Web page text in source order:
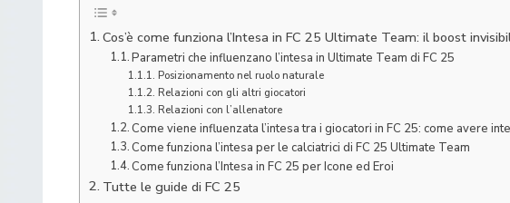
Cos’è come funziona l’Intesa in FC 25 Ultimate Team: il boost
Parametri che influenzano l’intesa in Ultimate Team di FC 25
Posizionamento nel ruolo naturale
Relazioni con gli altri giocatori
Relazioni con l’allenatore
Come viene influenzata l’intesa tra i giocatori in FC 25: come avere
Come funziona l’intesa per le calciatrici di FC 25 Ultimate Team
Come funziona l’Intesa in FC 25 per Icone ed Eroi
Tutte le guide di FC 25